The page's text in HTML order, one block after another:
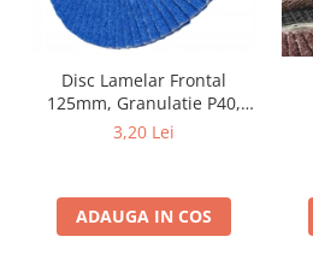
Disc Lamelar Frontal
125mm, Granulatie P40,
Abraziv Premium din
13300 RPM, pentru Slefuire
Otel, Inox, Lemn si Metal,
3,20 Lei
ADAUGA IN COS